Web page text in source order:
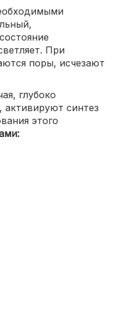
При
поры, исчезают
глубоко
синтез
этого